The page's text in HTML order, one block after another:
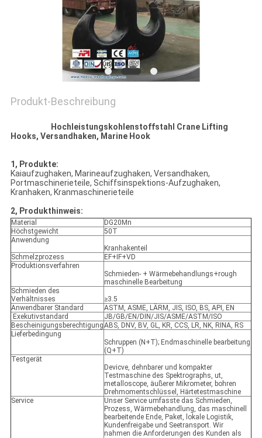
Produkt-Beschreibung
Hochleistungskohlenstoffstahl Crane Lifting
Hooks, Versandhaken, Marine Hook
1, Produkte:
Kaiaufzughaken, Marineaufzughaken, Versandhaken,
Portmaschinerieteile, Schiffsinspektions-Aufzughaken,
Kranhaken, Kranmaschinerieteile
2, Produkthinweis:
Material
DG20Mn
Höchstgewicht
50T
Anwendung
Kranhakenteil
Schmelzprozess
EF+IF+VD
Produktionsverfahren
Schmieden- + Wärmebehandlungs+rough
maschinelle Bearbeitung
Schmieden des
Verhältnisses
≥3.5
Anwendbarer Standard
ASTM, ASME, LÄRM, JIS, ISO, BS, API, EN
Exekutivstandard
JB/GB/EN/DIN/JIS/ASME/ASTM/ISO
BescheinigungsberechtigungABS, DNV, BV, GL, KR, CCS, LR, NK, RINA, RS
Lieferbedingung
Schruppen (N+T); Endmaschinelle bearbeitung
(Q+T)
Testgerät
Devicve, dehnbarer und kompakter
Testmaschine des Spektrographs, ut,
metalloscope, äußerer Mikrometer, bohren
Drehmomentschlüssel, Härtetestmaschine
Service
Unser Service umfasste das Schmieden,
Prozess, Wärmebehandlung, das maschinell
bearbeitende Ende, Paket, lokale Logistik,
Kundenfreigabe und Seetransport. Wir
nahmen die Anforderungen des Kunden als